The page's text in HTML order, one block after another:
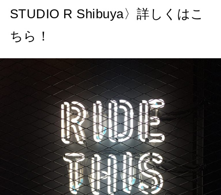
STUDIO R Shibuya〉詳しくはこ
ちら！